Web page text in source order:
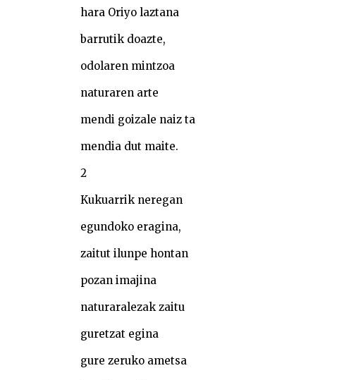
hara Oriyo laztana
barrutik doazte,
odolaren mintzoa
naturaren arte
mendi goizale naiz ta
mendia dut maite.
2
Kukuarrik neregan
egundoko eragina,
zaitut ilunpe hontan
pozan imajina
naturaralezak zaitu
guretzat egina
gure zeruko ametsa